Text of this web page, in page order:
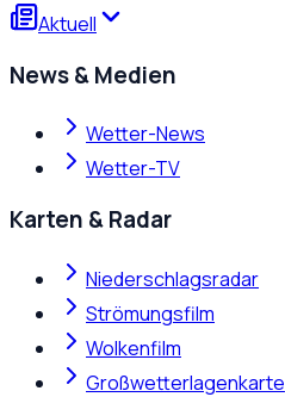
Aktuell
News & Medien
Wetter-News
Wetter-TV
Karten & Radar
Niederschlagsradar
Strömungsfilm
Wolkenfilm
Großwetterlagenkarte